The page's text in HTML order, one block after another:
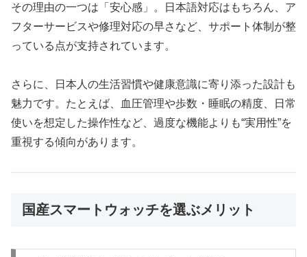
その理由の一つは「安心感」。日本語対応はもちろん、ア
フターサービスや修理対応の早さなど、サポート体制が整
っている点が支持されています。
さらに、日本人の生活習慣や健康意識に寄り添った設計も
魅力です。たとえば、血圧管理や歩数・睡眠の精度、日常
使いを想定した操作性など、過度な機能よりも“実用性”を
重視する傾向があります。
国産スマートウォッチを選ぶメリット